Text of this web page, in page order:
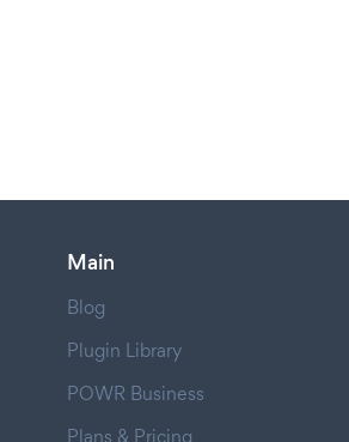
Main
Blog
Plugin Library
POWR Business
Plans & Pricing